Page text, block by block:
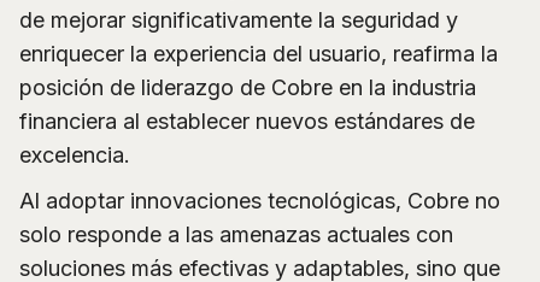
de mejorar significativamente la seguridad y
enriquecer la experiencia del usuario, reafirma la
posición de liderazgo de Cobre en la industria
financiera al establecer nuevos estándares de
excelencia.
Al adoptar innovaciones tecnológicas, Cobre no
solo responde a las amenazas actuales con
soluciones más efectivas y adaptables, sino que